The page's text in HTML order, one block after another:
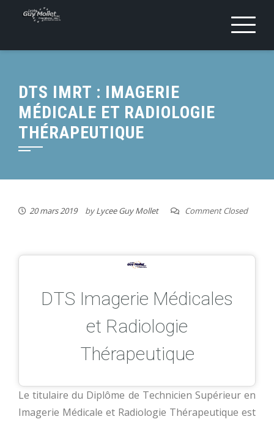
DTS IMRT : IMAGERIE
MÉDICALE ET RADIOLOGIE
THÉRAPEUTIQUE
20 mars 2019 byLycee Guy Mollet Comment Closed
DTS Imagerie Médicales
et Radiologie
Thérapeutique
Le titulaire du Diplôme de Technicien Supérieur en
Imagerie Médicale et Radiologie Thérapeutique est